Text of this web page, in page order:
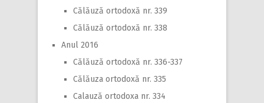
Călăuză ortodoxă nr. 339
Călăuză ortodoxă nr. 338
Anul 2016
Călăuză ortodoxă nr. 336-337
Călăuza ortodoxă nr. 335
Calauză ortodoxa nr. 334